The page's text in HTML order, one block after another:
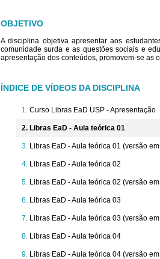
OBJETIVO
A disciplina objetiva apresentar aos
comunidade surda e as questões sociais e
apresentação dos conteúdos, promovem-se as
ÍNDICE DE VÍDEOS DA DISCIPLINA
Curso Libras EaD USP - Apresentação
Libras EaD - Aula teórica 01
Libras EaD - Aula teórica 01 (versão
Libras EaD - Aula teórica 02
Libras EaD - Aula teórica 02 (versão
Libras EaD - Aula teórica 03
Libras EaD - Aula teórica 03 (versão
Libras EaD - Aula teórica 04
Libras EaD - Aula teórica 04 (versão